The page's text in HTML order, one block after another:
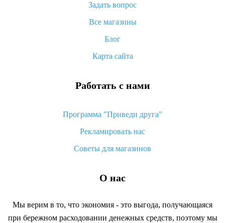
Что делать, если не пришел товар с Алиэкспресс
возврата денег
Задать вопрос
Все магазины
Блог
Карта сайта
Работать с нами
Программа "Приведи друга"
Рекламировать нас
Советы для магазинов
О нас
Мы верим в то, что экономия - это выгода, получающаяся
при бережном расходовании денежных средств, поэтому мы